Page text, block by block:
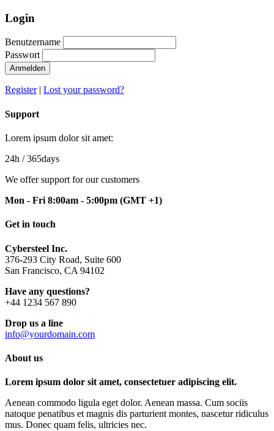
Login
Benutzername
Passwort
Anmelden
Register| Lost your password?
Support
Lorem ipsum dolor sit amet:
24h / 365days
We offer support for our customers
Mon - Fri 8:00am - 5:00pm (GMT +1)
Get in touch
Cybersteel Inc.
376-293 City Road, Suite 600
San Francisco, CA 94102
Have any questions?
+44 1234 567 890
Drop us a line
info@yourdomain.com
About us
Lorem ipsum dolor sit amet, consectetuer adipiscing elit.
Aenean commodo ligula eget dolor. Aenean massa. Cum sociis
natoque penatibus et magnis dis parturient montes, nascetur ridiculus
mus. Donec quam felis, ultricies nec.